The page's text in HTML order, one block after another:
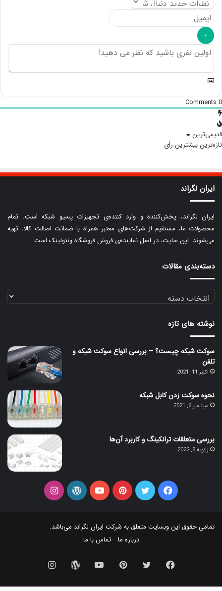
0
قدیمی‌ترین
تازه‌ترینبیشترین رأی
ایران لگراند
ایران لگراند، پخش‌کننده و وارد کننده‌ی تجهیزات پسیو شبکه است. تمام
محصولات ما، مستقیم از شرکت‌های معتبر همراه با ضمانت اصالت کالا، تهیه
می‌شوند. این سایت، در اصل نماینده‌ی فروش فروشگاه ونتولینک است.
دسته‌بندی مقالات
دسته‌بندی
مقالات
نوشته های تازه
سوکت شبکه چیست؟ – بررسی انواع سوکت شبکه و
تلفن
اکتبر 11, 2021
نحوه سوکت زدن کابل شبکه
سپتامبر 6, 2021
بررسی متعلقات ترانکینگ و کاربرد آن‌ها
ژانویه 8, 2022
فیس توییتر‫پین‌ترستیوتیوبوردپرساینستاگرام
تمامی حقوق این وبسایت متعلق به شرکت ایران لگراند می‌باشد.
درباره ما
تماس با ما
فیس
بوک
توییتر ‫پین‌ترستیوتیوبوردپرساینستاگرام